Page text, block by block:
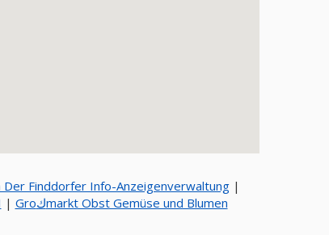
Der Finddorfer Info-Anzeigenverwaltung|
| Groكmarkt Obst Gemüse und Blumen